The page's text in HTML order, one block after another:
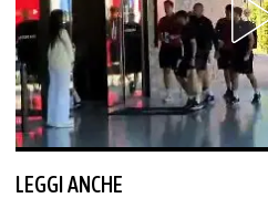
LEGGI ANCHE